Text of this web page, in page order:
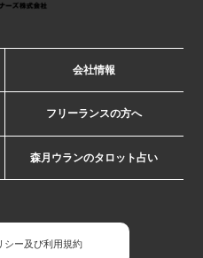
会社情報
フリーランスの方へ
森月ウランのタロット占い
シー及び利用規約